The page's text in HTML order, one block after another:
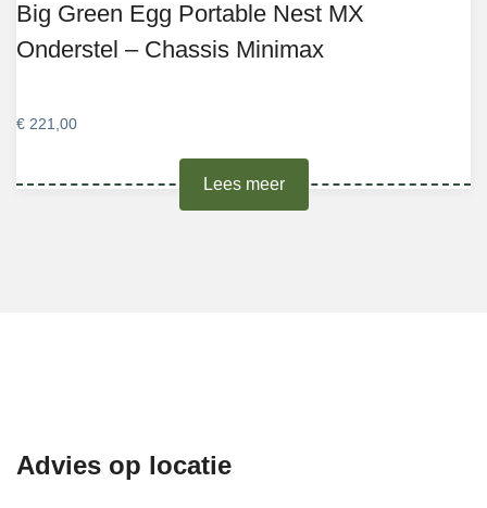
Lees meer
Big Green Egg Portable Nest MX
Onderstel – Chassis Minimax
€ 221,00
Advies op locatie